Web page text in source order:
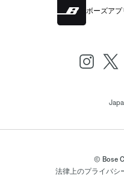
ボーズアプ
© Bose
法律上のプライバシ